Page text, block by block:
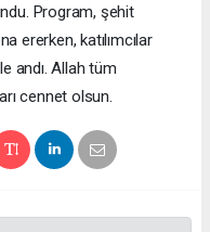
Program, şehit
ererken, katılımcılar
andı. Allah tüm
cennet olsun.